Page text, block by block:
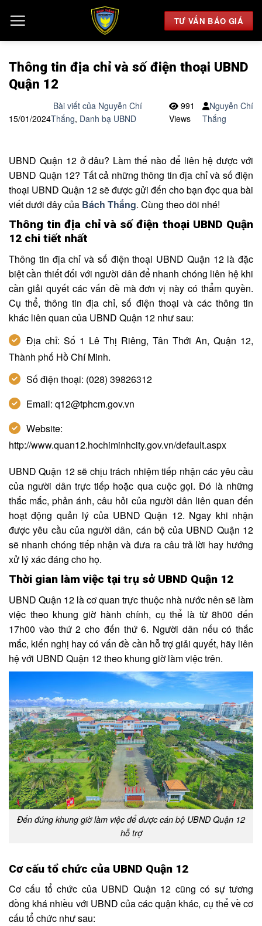
đến
TƯ VẤN BÁO GIÁ
Thông tin địa chỉ và số điện thoại UBND
Quận 12
15/01/2024
Bài viết của Nguyễn Chí
Thắng, Danh bạ UBND
991
Views
Nguyễn Chí
Thắng
UBND Quận 12 ở đâu? Làm thế nào để liên hệ được với
UBND Quận 12? Tất cả những thông tin địa chỉ và số điện
thoại UBND Quận 12 sẽ được gửi đến cho bạn đọc qua bài
viết dưới đây của Bách Thắng. Cùng theo dõi nhé!
Thông tin địa chỉ và số điện thoại UBND Quận
12 chi tiết nhất
Thông tin địa chỉ và số điện thoại UBND Quận 12 là đặc
biệt cần thiết đối với người dân để nhanh chóng liên hệ khi
cần giải quyết các vấn đề mà đơn vị này có thẩm quyền.
Cụ thể, thông tin địa chỉ, số điện thoại và các thông tin
khác liên quan của UBND Quận 12 như sau:
Địa chỉ: Số 1 Lê Thị Riêng, Tân Thới An, Quận 12,
Thành phố Hồ Chí Minh.
Số điện thoại: (028) 39826312
Email: q12@tphcm.gov.vn
Website:
http://www.quan12.hochiminhcity.gov.vn/default.aspx
UBND Quận 12 sẽ chịu trách nhiệm tiếp nhận các yêu cầu
của người dân trực tiếp hoặc qua cuộc gọi. Đó là những
thắc mắc, phản ánh, câu hỏi của người dân liên quan đến
hoạt động quản lý của UBND Quận 12. Ngay khi nhận
được yêu cầu của người dân, cán bộ của UBND Quận 12
sẽ nhanh chóng tiếp nhận và đưa ra câu trả lời hay hướng
xử lý xác đáng cho họ.
Thời gian làm việc tại trụ sở UBND Quận 12
UBND Quận 12 là cơ quan trực thuộc nhà nước nên sẽ làm
việc theo khung giờ hành chính, cụ thể là từ 8h00 đến
17h00 vào thứ 2 cho đến thứ 6. Người dân nếu có thắc
mắc, kiến nghị hay có vấn đề cần hỗ trợ giải quyết, hãy liên
hệ với UBND Quận 12 theo khung giờ làm việc trên.
Đến đúng khung giờ làm việc để được cán bộ UBND Quận 12
hỗ trợ
Cơ cấu tổ chức của UBND Quận 12
Cơ cấu tổ chức của UBND Quận 12 cũng có sự tương
đồng khá nhiều với UBND của các quận khác, cụ thể về cơ
cấu tổ chức như sau: